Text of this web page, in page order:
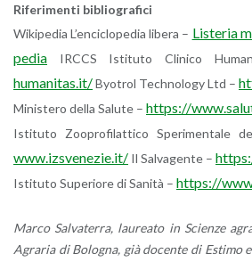
Ri­fe­ri­men­ti bi­blio­gra­fi­ci
Wi­ki­pe­dia L’en­ci­clo­pe­dia li­be­ra – Li­ste­ria
pe­dia IRCCS Isti­tu­to Cli­ni­co
humanitas.​it/Byo­trol Tech­no­lo­gy Ltd –
Mi­ni­ste­ro della Sa­lu­te – https://​
Isti­tu­to Zoo­pro­fi­lat­ti­co Spe­ri­men­ta­le
www.​izsvenezie.​it/ Il Sal­va­gen­te –
Isti­tu­to Su­pe­rio­re di Sa­ni­tà – https://​
Marco Sal­va­ter­ra, lau­rea­to in Scien­ze
Agra­ria di Bo­lo­gna, già do­cen­te di Esti­mo